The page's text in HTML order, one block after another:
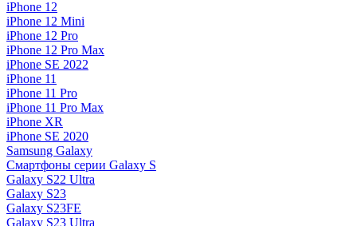
iPhone 12
iPhone 12 Mini
iPhone 12 Pro
iPhone 12 Pro Max
iPhone SE 2022
iPhone 11
iPhone 11 Pro
iPhone 11 Pro Max
iPhone XR
iPhone SE 2020
Samsung Galaxy
Смартфоны серии Galaxy S
Galaxy S22 Ultra
Galaxy S23
Galaxy S23FE
Galaxy S23 Ultra